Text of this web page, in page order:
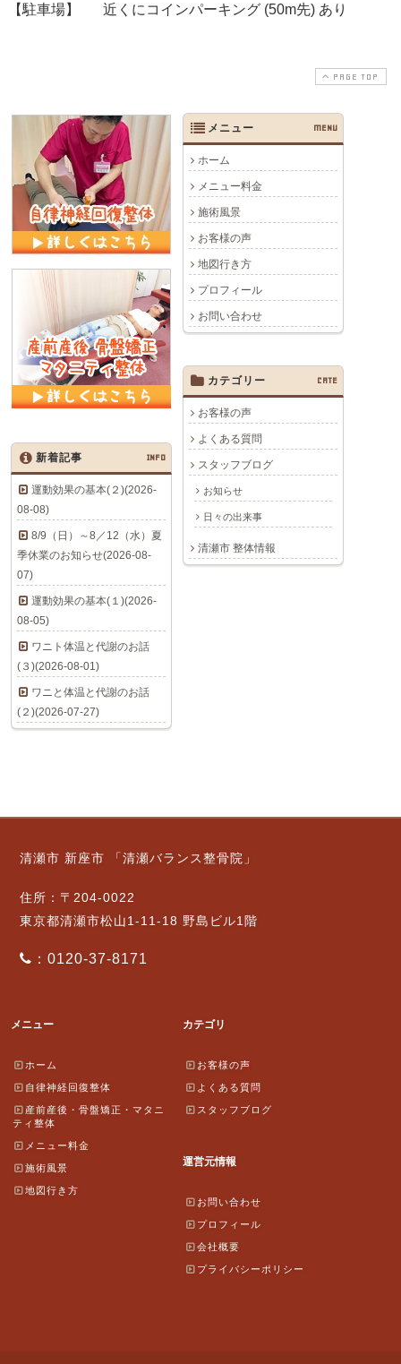
【駐車場】
近くにコインパーキング (50m先) あり
PAGE TOP
メニュー MENU
ホーム
メニュー料金
施術風景
お客様の声
地図行き方
プロフィール
お問い合わせ
カテゴリー CATE
お客様の声
よくある質問
スタッフブログ
お知らせ
日々の出来事
清瀬市 整体情報
新着記事 INFO
運動効果の基本(２)(2026-
08-08)
8/9（日）～8／12（水）夏
季休業のお知らせ(2026-08-
07)
運動効果の基本(１)(2026-
08-05)
ワニト体温と代謝のお話
(３)(2026-08-01)
ワニと体温と代謝のお話
(２)(2026-07-27)
清瀬市 新座市 「清瀬バランス整骨院」
住所：〒204-0022
東京都清瀬市松山1-11-18 野島ビル1階
：0120-37-8171
メニュー
ホーム
自律神経回復整体
産前産後・骨盤矯正・マタニ
ティ整体
メニュー料金
施術風景
地図行き方
カテゴリ
お客様の声
よくある質問
スタッフブログ
運営元情報
お問い合わせ
プロフィール
会社概要
プライバシーポリシー